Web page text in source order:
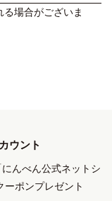
場合がございま
ウント
んべん公式ネットシ
ーポンプレゼント